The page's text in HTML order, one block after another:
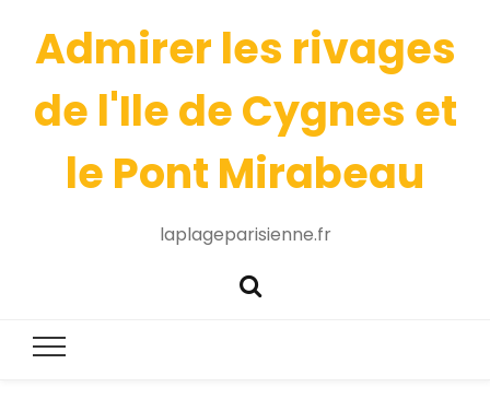
Admirer les rivages
de l'Ile de Cygnes et
le Pont Mirabeau
laplageparisienne.fr